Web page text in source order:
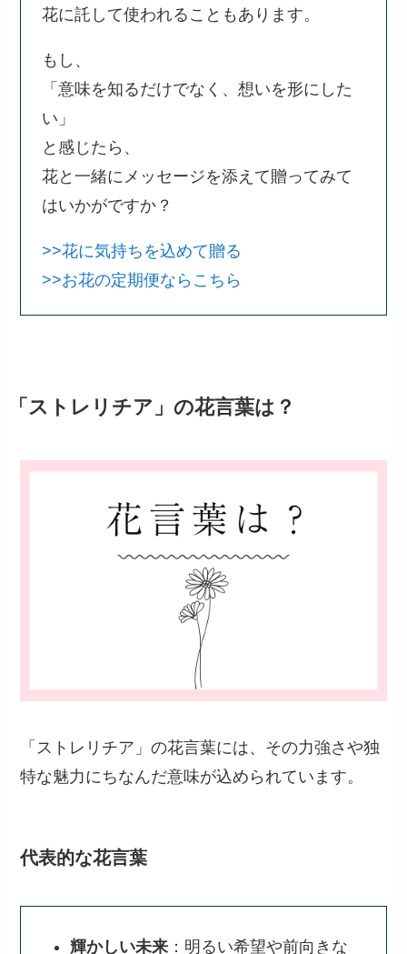
花に託して使われることもあります。
もし、
「意味を知るだけでなく、想いを形にした
い」
と感じたら、
花と一緒にメッセージを添えて贈ってみて
はいかがですか？
>>花に気持ちを込めて贈る
>>お花の定期便ならこちら
「ストレリチア」の花言葉は？
「ストレリチア」の花言葉には、その力強さや独
特な魅力にちなんだ意味が込められています。
代表的な花言葉
輝かしい未来 ：明るい希望や前向きな